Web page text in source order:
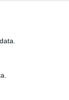
και
διάρκεια
χώρο